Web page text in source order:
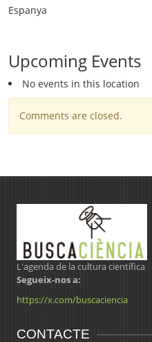
Espanya
Upcoming Events
No events in this location
Comments are closed.
L'agenda de la cultura científica
Segueix-nos a:
https://x.com/buscaciencia
CONTACTE